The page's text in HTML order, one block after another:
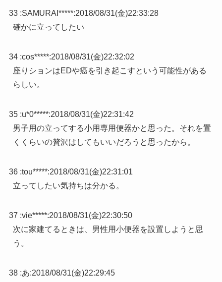
33 :SAMURAI*****:2018/08/31(金)22:33:28
確かに立ってしたい
34 :cos*****:2018/08/31(金)22:32:02
座りションはEDや癌を引き起こすという可能性がある
らしい。
35 :u*0*****:2018/08/31(金)22:31:42
男子用の立ってする小用専用便器かと思った。それを置
くくらいの贅沢はしてもいいだろうと思ったから。
36 :tou*****:2018/08/31(金)22:31:01
立ってしたい気持ちは分かる。
37 :vie*****:2018/08/31(金)22:30:50
次に家建てるときは、男性用小便器を設置しようと思
う。
38 :あ:2018/08/31(金)22:29:45